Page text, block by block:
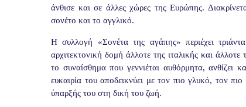
άνθισε και σε άλλες χώρες της Ευρώπης.
σονέτο και το αγγλικό.
Η συλλογή «Σονέτα της αγάπης» περιέχει
αρχιτεκτονική δομή άλλοτε της ιταλικής και
το συναίσθημα που γεννιέται αυθόρμητα,
ευκαιρία του αποδεικνύει με τον πιο γλυκό, τον
ύπαρξής του στη δική του ζωή.